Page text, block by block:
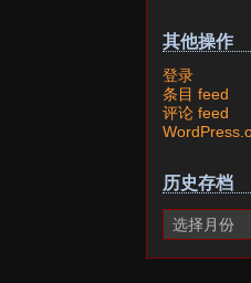
其他操作
登录
条目 feed
评论 feed
历史存档